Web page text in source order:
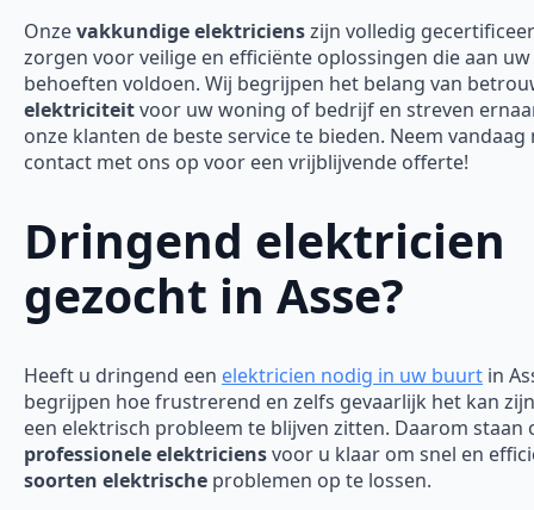
Onzevakkundige elektricienszijn volledig
zorgen voor veilige en efficiënte oplossingen die aan uw
behoeften voldoen. Wij begrijpen het belang van
elektriciteitvoor uw woning of bedrijf en streven
onze klanten de beste service te bieden. Neem vandaag
contact met ons op voor een vrijblijvende offerte!
Dringend elektricien
gezocht in Asse?
Heeft u dringend een elektricien nodig in uw buurt in
begrijpen hoe frustrerend en zelfs gevaarlijk het kan
een elektrisch probleem te blijven zitten. Daarom staan
professionele elektriciensvoor u klaar om snel en
soorten elektrische problemen op te lossen.